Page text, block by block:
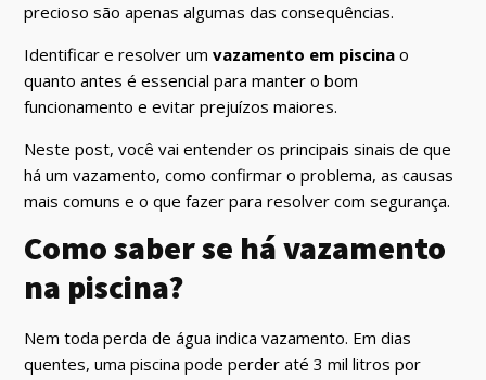
precioso são apenas algumas das consequências.
Identificar e resolver umvazamento em piscina o
quanto antes é essencial para manter o bom
funcionamento e evitar prejuízos maiores.
Neste post, você vai entender os principais sinais de que
há um vazamento, como confirmar o problema, as causas
mais comuns e o que fazer para resolver com segurança.
Como saber se há vazamento
na piscina?
Nem toda perda de água indica vazamento. Em dias
quentes, uma piscina pode perder até 3 mil litros por